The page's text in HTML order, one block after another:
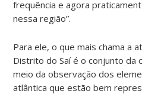
frequência e agora
nessa região”.
Para ele, o que mais chama a
Distrito do Saí é o conjunto da
meio da observação dos
atlântica que estão bem